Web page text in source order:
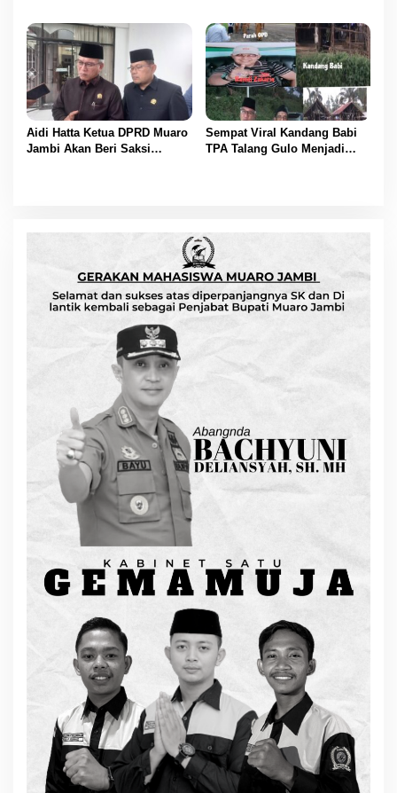
Disetujui
Aidi Hatta Ketua DPRD Muaro
Jambi Akan Beri Saksi
Sempat Viral Kandang Babi
TPA Talang Gulo Menjadi